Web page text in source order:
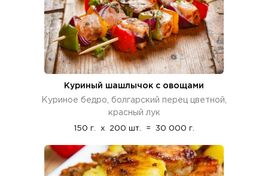
Куриный шашлычок с овощами
Куриное бедро, болгарский перец цветной,
красный лук
150 г. x 200 шт. = 30 000 г.